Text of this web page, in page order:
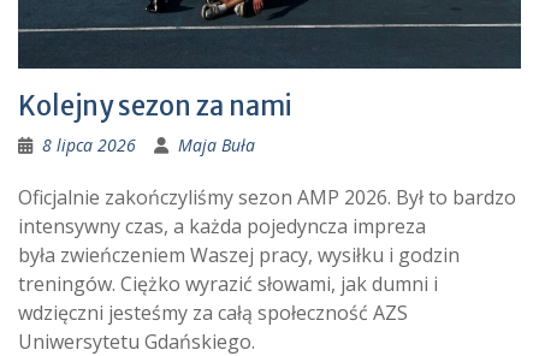
Kolejny sezon za nami
8 lipca 2026 Maja Buła
Oficjalnie zakończyliśmy sezon AMP 2026. Był to bardzo
intensywny czas, a każda pojedyncza impreza
była zwieńczeniem Waszej pracy, wysiłku i godzin
treningów. Ciężko wyrazić słowami, jak dumni i
wdzięczni jesteśmy za całą społeczność AZS
Uniwersytetu Gdańskiego.